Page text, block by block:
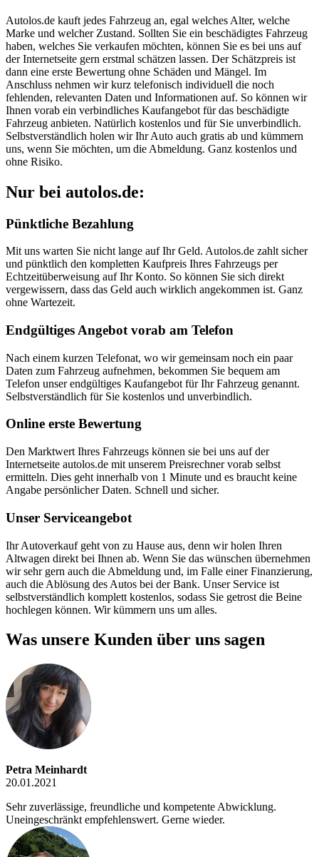
Autolos.de kauft jedes Fahrzeug an, egal welches Alter, welche
Marke und welcher Zustand. Sollten Sie ein beschädigtes Fahrzeug
haben, welches Sie verkaufen möchten, können Sie es bei uns auf
der Internetseite gern erstmal schätzen lassen. Der Schätzpreis ist
dann eine erste Bewertung ohne Schäden und Mängel. Im
Anschluss nehmen wir kurz telefonisch individuell die noch
fehlenden, relevanten Daten und Informationen auf. So können wir
Ihnen vorab ein verbindliches Kaufangebot für das beschädigte
Fahrzeug anbieten. Natürlich kostenlos und für Sie unverbindlich.
Selbstverständlich holen wir Ihr Auto auch gratis ab und kümmern
uns, wenn Sie möchten, um die Abmeldung. Ganz kostenlos und
ohne Risiko.
Nur bei autolos.de:
Pünktliche Bezahlung
Mit uns warten Sie nicht lange auf Ihr Geld. Autolos.de zahlt sicher
und pünktlich den kompletten Kaufpreis Ihres Fahrzeugs per
Echtzeitüberweisung auf Ihr Konto. So können Sie sich direkt
vergewissern, dass das Geld auch wirklich angekommen ist. Ganz
ohne Wartezeit.
Endgültiges Angebot vorab am Telefon
Nach einem kurzen Telefonat, wo wir gemeinsam noch ein paar
Daten zum Fahrzeug aufnehmen, bekommen Sie bequem am
Telefon unser endgültiges Kaufangebot für Ihr Fahrzeug genannt.
Selbstverständlich für Sie kostenlos und unverbindlich.
Online erste Bewertung
Den Marktwert Ihres Fahrzeugs können sie bei uns auf der
Internetseite autolos.de mit unserem Preisrechner vorab selbst
ermitteln. Dies geht innerhalb von 1 Minute und es braucht keine
Angabe persönlicher Daten. Schnell und sicher.
Unser Serviceangebot
Ihr Autoverkauf geht von zu Hause aus, denn wir holen Ihren
Altwagen direkt bei Ihnen ab. Wenn Sie das wünschen übernehmen
wir sehr gern auch die Abmeldung und, im Falle einer Finanzierung,
auch die Ablösung des Autos bei der Bank. Unser Service ist
selbstverständlich komplett kostenlos, sodass Sie getrost die Beine
hochlegen können. Wir kümmern uns um alles.
Was unsere Kunden über uns sagen
Petra Meinhardt
20.01.2021
Sehr zuverlässige, freundliche und kompetente Abwicklung.
Uneingeschränkt empfehlenswert. Gerne wieder.